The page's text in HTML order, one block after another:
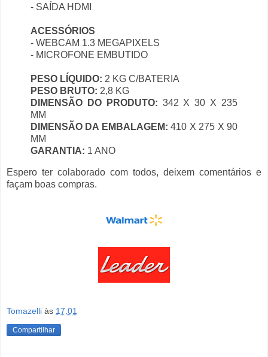
- SAÍDA HDMI
ACESSÓRIOS
- WEBCAM 1.3 MEGAPIXELS
- MICROFONE EMBUTIDO
PESO LÍQUIDO: 2 KG C/BATERIA
PESO BRUTO: 2,8 KG
DIMENSÃO DO PRODUTO: 342 X 30 X 235
MM
DIMENSÃO DA EMBALAGEM: 410 X 275 X 90
MM
GARANTIA: 1 ANO
Espero ter colaborado com todos, deixem comentários e
façam boas compras.
Tomazelli às 17:01
Compartilhar